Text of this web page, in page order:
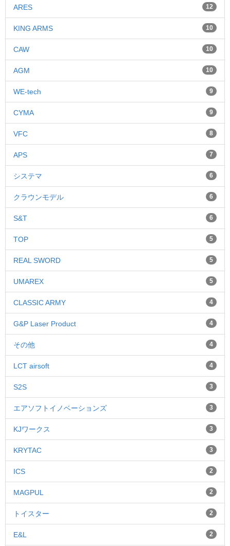
ARES 12
KING ARMS 10
CAW 10
AGM 10
WE-tech 9
CYMA 9
VFC 8
APS 7
システマ 6
クラウンモデル 6
S&T 6
TOP 5
REAL SWORD 5
UMAREX 5
CLASSIC ARMY 4
G&P Laser Product 4
その他 4
LCT airsoft 4
S2S 3
エアソフトイノベーションズ 3
KJワークス 3
KRYTAC 3
ICS 2
MAGPUL 2
トイスター 2
E&L 2